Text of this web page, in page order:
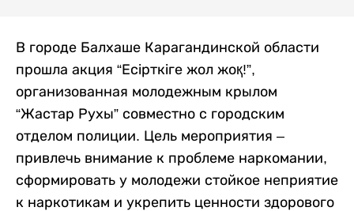
В городе Балхаше Карагандинской области
прошла акция “Есірткіге жол жоқ!”,
организованная молодежным крылом
“Жастар Рухы” совместно с городским
отделом полиции. Цель мероприятия –
привлечь внимание к проблеме наркомании,
сформировать у молодежи стойкое неприятие
к наркотикам и укрепить ценности здорового